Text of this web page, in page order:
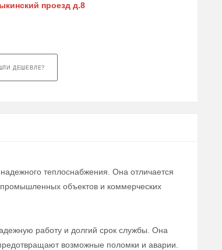
проезд д.8
ДЕШЕВЛЕ?
теплоснабжения. Она отличается
объектов и коммерческих
работу и долгий срок службы. Она
возможные поломки и аварии.